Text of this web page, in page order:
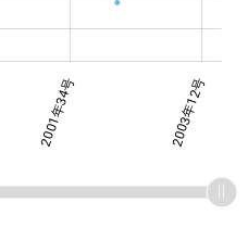
2001年34号 2003年12号